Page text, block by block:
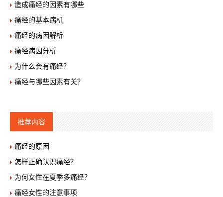
造成痛经的因素有哪些
痛经的基本病机
痛经的病因解析
痛经病因分析
为什么会有痛经？
痛经与哪些因素有关？
推荐内容
痛经的原因
怎样正确认识痛经？
为何女性在夏季多痛经？
痛经女性的注意事项